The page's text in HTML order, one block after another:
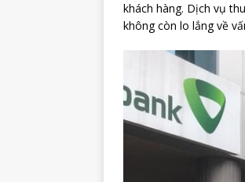
khách hàng. Dịch vụ
không còn lo lắng về